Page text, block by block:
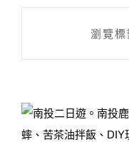
瀏覽標